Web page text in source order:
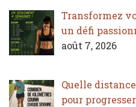
Transformez
un défi
août 7, 2026
Quelle
pour